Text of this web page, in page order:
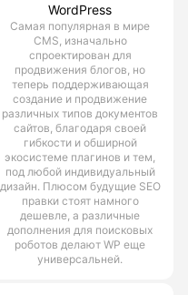
WordPress
Самая популярная в мире
CMS, изначально
спроектирован для
продвижения блогов, но
теперь поддерживающая
создание и продвижение
различных типов документов
сайтов, благодаря своей
гибкости и обширной
экосистеме плагинов и тем,
под любой индивидуальный
дизайн. Плюсом будущие SEO
правки стоят намного
дешевле, а различные
дополнения для поисковых
роботов делают WP еще
универсальней.